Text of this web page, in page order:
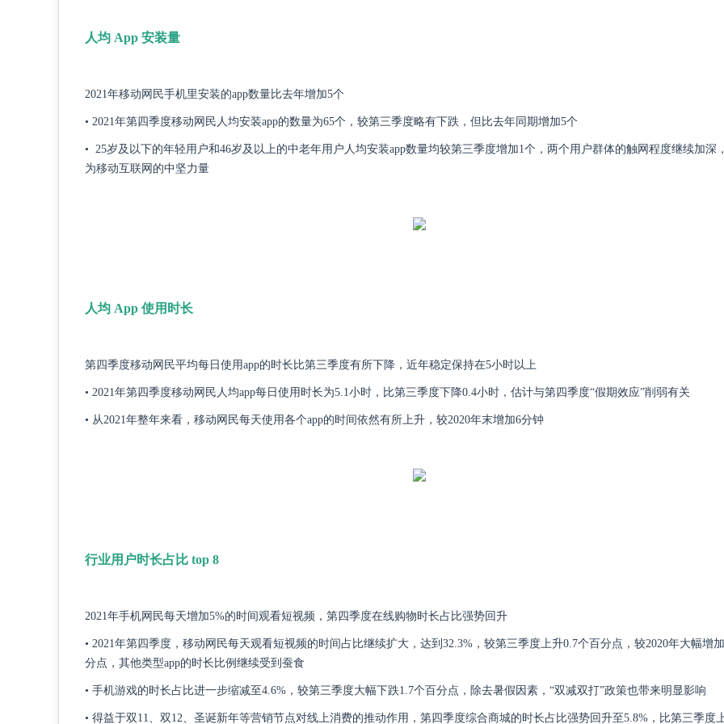
人均 App 安装量
2021年移动网民手机里安装的app数量比去年增加5个
• 2021年第四季度移动网民人均安装app的数量为65个，较第三季度略有下跌，但比去年同期增加5个
• 25岁及以下的年轻用户和46岁及以上的中老年用户人均安装app数量均较第三季度增加1个，两个用户群体的触网程度继续加深
为移动互联网的中坚力量
人均 App 使用时长
第四季度移动网民平均每日使用app的时长比第三季度有所下降，近年稳定保持在5小时以上
• 2021年第四季度移动网民人均app每日使用时长为5.1小时，比第三季度下降0.4小时，估计与第四季度“假期效应”削弱有关
• 从2021年整年来看，移动网民每天使用各个app的时间依然有所上升，较2020年末增加6分钟
行业用户时长占比 top 8
2021年手机网民每天增加5%的时间观看短视频，第四季度在线购物时长占比强势回升
• 2021年第四季度，移动网民每天观看短视频的时间占比继续扩大，达到32.3%，较第三季度上升0.7个百分点，较2020年大幅增
分点，其他类型app的时长比例继续受到蚕食
• 手机游戏的时长占比进一步缩减至4.6%，较第三季度大幅下跌1.7个百分点，除去暑假因素，“双减双打”政策也带来明显影响
• 得益于双11、双12、圣诞新年等营销节点对线上消费的推动作用，第四季度综合商城的时长占比强势回升至5.8%，比第三季度